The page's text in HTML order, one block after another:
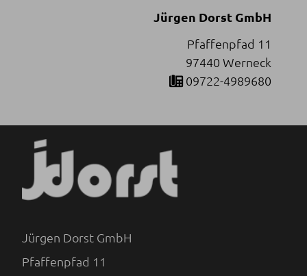
Jürgen Dorst GmbH
Pfaffenpfad 11
97440 Werneck
09722-4989680
Jürgen Dorst GmbH
Pfaffenpfad 11